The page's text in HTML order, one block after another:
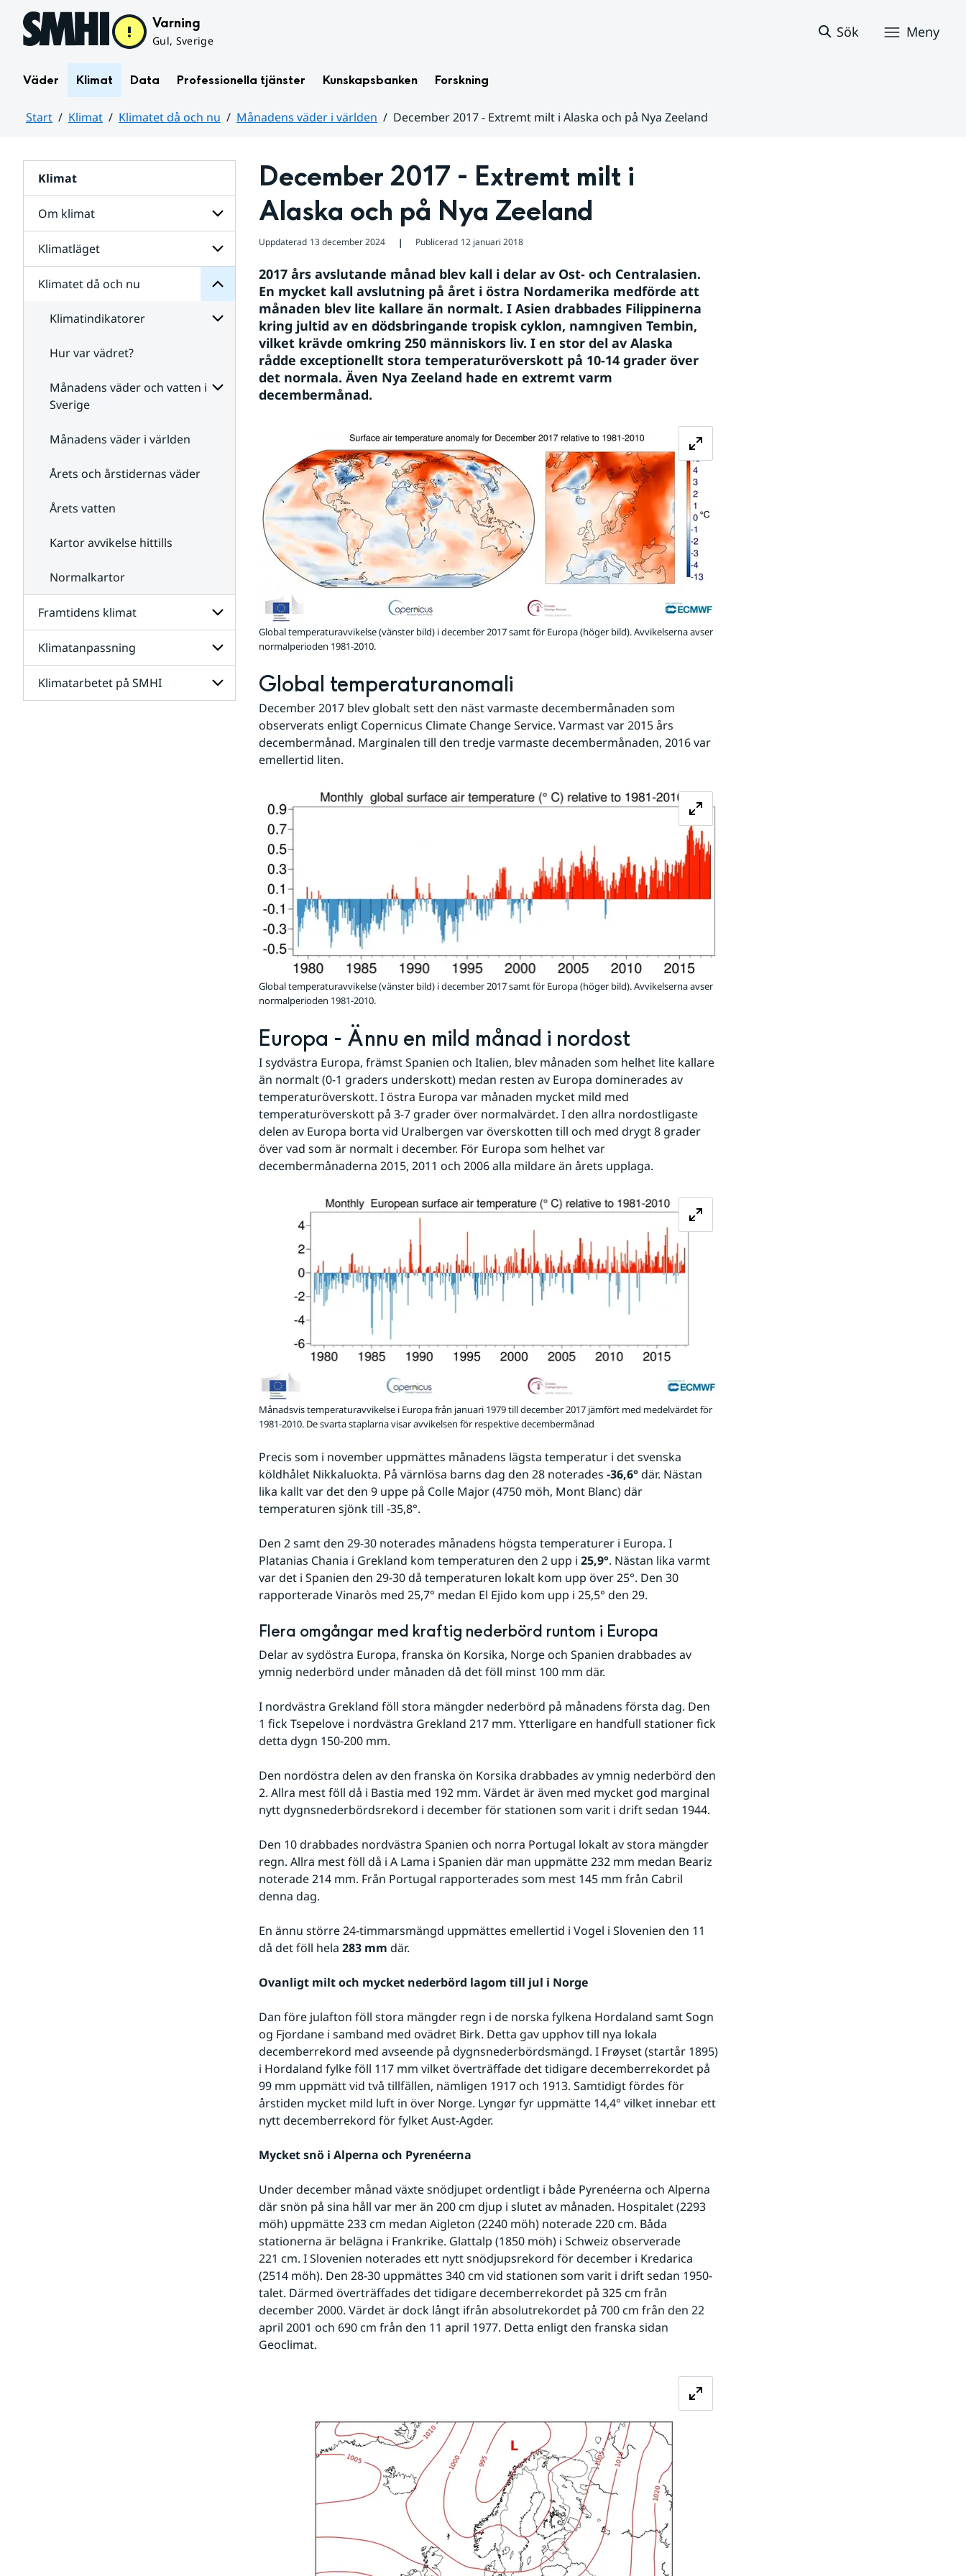
Hoppa till sidans innehåll Varning
Gul, Sverige
Sök Meny
Väder Klimat Data Professionella tjänster Kunskapsbanken Forskning
Start Klimat Klimatet då och nu Månadens väder i världen
December 2017 - Extremt milt i Alaska och på Nya Zeeland
Klimat
Om klimat
Undersidor
för
Om
klimat
Klimatläget
Undersidor
Klimatläget
Klimatet då och nu
Undersidor
för
Klimatet
då
och
Klimatindikatorer
Undersidor
Klimatindikatorer
Hur var vädret?
Månadens väder och vatten i
Sverige
Månadens väder i världen
Årets och årstidernas väder
Årets vatten
Kartor avvikelse hittills
Normalkartor
Framtidens klimat
Undersidor
för
Framtidens
klimat
Klimatanpassning
Undersidor
för
Klimatanpassning
Klimatarbetet på SMHI
Undersidor
Klimatarbetet
December 2017 - Extremt milt i
Alaska och på Nya Zeeland
Uppdaterad 13 december 2024 ❘ Publicerad 12 januari 2018
2017 års avslutande månad blev kall i delar av Ost- och Centralasien.
En mycket kall avslutning på året i östra Nordamerika medförde att
månaden blev lite kallare än normalt. I Asien drabbades Filippinerna
kring jultid av en dödsbringande tropisk cyklon, namngiven Tembin,
vilket krävde omkring 250 människors liv. I en stor del av Alaska
rådde exceptionellt stora temperaturöverskott på 10-14 grader över
det normala. Även Nya Zeeland hade en extremt varm
decembermånad.
Global temperaturavvikelse (vänster bild) i december 2017 samt för Europa (höger bild). Avvikelserna avser
normalperioden 1981-2010.
Global temperaturanomali
December 2017 blev globalt sett den näst varmaste decembermånaden som
observerats enligt Copernicus Climate Change Service. Varmast var 2015 års
decembermånad. Marginalen till den tredje varmaste decembermånaden, 2016 var
emellertid liten.
Global temperaturavvikelse (vänster bild) i december 2017 samt för Europa (höger bild). Avvikelserna avser
normalperioden 1981-2010.
Europa - Ännu en mild månad i nordost
I sydvästra Europa, främst Spanien och Italien, blev månaden som helhet lite kallare
än normalt (0-1 graders underskott) medan resten av Europa dominerades av
temperaturöverskott. I östra Europa var månaden mycket mild med
temperaturöverskott på 3-7 grader över normalvärdet. I den allra nordostligaste
delen av Europa borta vid Uralbergen var överskotten till och med drygt 8 grader
över vad som är normalt i december. För Europa som helhet var
decembermånaderna 2015, 2011 och 2006 alla mildare än årets upplaga.
Månadsvis temperaturavvikelse i Europa från januari 1979 till december 2017 jämfört med medelvärdet för
1981-2010. De svarta staplarna visar avvikelsen för respektive decembermånad
Precis som i november uppmättes månadens lägsta temperatur i det svenska
köldhålet Nikkaluokta. På värnlösa barns dag den 28 noterades -36,6° där. Nästan
lika kallt var det den 9 uppe på Colle Major (4750 möh, Mont Blanc) där
temperaturen sjönk till -35,8°.
Den 2 samt den 29-30 noterades månadens högsta temperaturer i Europa. I
Platanias Chania i Grekland kom temperaturen den 2 upp i 25,9°. Nästan lika varmt
var det i Spanien den 29-30 då temperaturen lokalt kom upp över 25°. Den 30
rapporterade Vinaròs med 25,7° medan El Ejido kom upp i 25,5° den 29.
Flera omgångar med kraftig nederbörd runtom i Europa
Delar av sydöstra Europa, franska ön Korsika, Norge och Spanien drabbades av
ymnig nederbörd under månaden då det föll minst 100 mm där.
I nordvästra Grekland föll stora mängder nederbörd på månadens första dag. Den
1 fick Tsepelove i nordvästra Grekland 217 mm. Ytterligare en handfull stationer fick
detta dygn 150-200 mm.
Den nordöstra delen av den franska ön Korsika drabbades av ymnig nederbörd den
2. Allra mest föll då i Bastia med 192 mm. Värdet är även med mycket god marginal
nytt dygnsnederbördsrekord i december för stationen som varit i drift sedan 1944.
Den 10 drabbades nordvästra Spanien och norra Portugal lokalt av stora mängder
regn. Allra mest föll då i A Lama i Spanien där man uppmätte 232 mm medan Beariz
noterade 214 mm. Från Portugal rapporterades som mest 145 mm från Cabril
denna dag.
En ännu större 24-timmarsmängd uppmättes emellertid i Vogel i Slovenien den 11
då det föll hela 283 mm där.
Ovanligt milt och mycket nederbörd lagom till jul i Norge
Dan före julafton föll stora mängder regn i de norska fylkena Hordaland samt Sogn
og Fjordane i samband med ovädret Birk. Detta gav upphov till nya lokala
decemberrekord med avseende på dygnsnederbördsmängd. I Frøyset (startår 1895)
i Hordaland fylke föll 117 mm vilket överträffade det tidigare decemberrekordet på
99 mm uppmätt vid två tillfällen, nämligen 1917 och 1913. Samtidigt fördes för
årstiden mycket mild luft in över Norge. Lyngør fyr uppmätte 14,4° vilket innebar ett
nytt decemberrekord för fylket Aust-Agder.
Mycket snö i Alperna och Pyrenéerna
Under december månad växte snödjupet ordentligt i både Pyrenéerna och Alperna
där snön på sina håll var mer än 200 cm djup i slutet av månaden. Hospitalet (2293
möh) uppmätte 233 cm medan Aigleton (2240 möh) noterade 220 cm. Båda
stationerna är belägna i Frankrike. Glattalp (1850 möh) i Schweiz observerade
221 cm. I Slovenien noterades ett nytt snödjupsrekord för december i Kredarica
(2514 möh). Den 28-30 uppmättes 340 cm vid stationen som varit i drift sedan 1950-
talet. Därmed överträffades det tidigare decemberrekordet på 325 cm från
december 2000. Värdet är dock långt ifrån absolutrekordet på 700 cm från den 22
april 2001 och 690 cm från den 11 april 1977. Detta enligt den franska sidan
Geoclimat.